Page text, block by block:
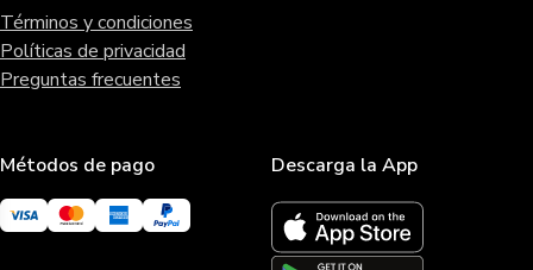
Términos y condiciones
Políticas de privacidad
Preguntas frecuentes
Métodos de pago Descarga la App